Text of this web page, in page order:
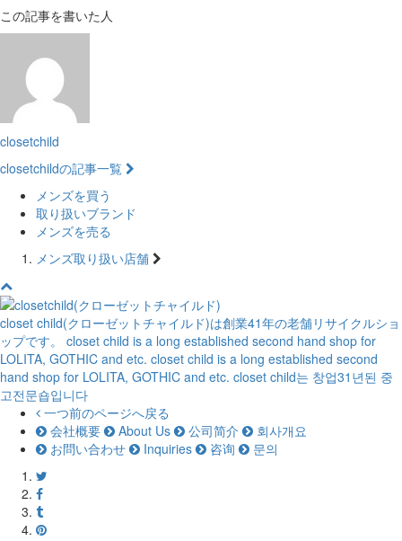
この記事を書いた人
closetchild
closetchildの記事一覧
メンズを買う
取り扱いブランド
メンズを売る
メンズ取り扱い店舗
closet child(クローゼットチャイルド)は創業41年の老舗リサイクルショ
ップです。
closet child is a long established second hand shop for
LOLITA, GOTHIC and etc. closet child is a long established second
hand shop for LOLITA, GOTHIC and etc. closet child는 창업31년된 중
고전문숍입니다
一つ前のページへ戻る
会社概要
About Us 公司简介
회사개요
お問い合わせ
Inquiries 咨询 문의